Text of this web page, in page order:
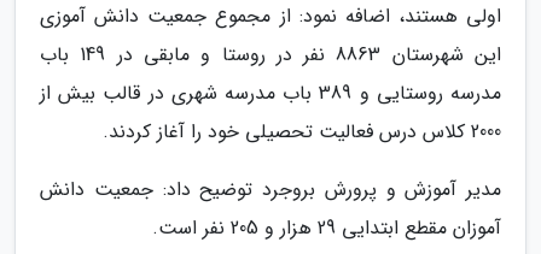
اولی هستند، اضافه نمود: از مجموع جمعیت دانش آموزی
این شهرستان 8863 نفر در روستا و مابقی در 149 باب
مدرسه روستایی و 389 باب مدرسه شهری در قالب بیش از
2000 کلاس درس فعالیت تحصیلی خود را آغاز کردند.
مدیر آموزش و پرورش بروجرد توضیح داد: جمعیت دانش
آموزان مقطع ابتدایی 29 هزار و 205 نفر است.